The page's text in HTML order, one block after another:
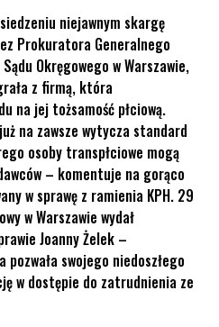
niejawnym skargę
Prokuratora Generalnego
Okręgowego w Warszawie,
z firmą, która
na jej tożsamość płciową.
na zawsze wytycza standard
osoby transpłciowe mogą
– komentuje na gorąco
w sprawę z ramienia KPH. 29
w Warszawie wydał
Joanny Żelek –
swojego niedoszłego
w dostępie do zatrudnienia ze